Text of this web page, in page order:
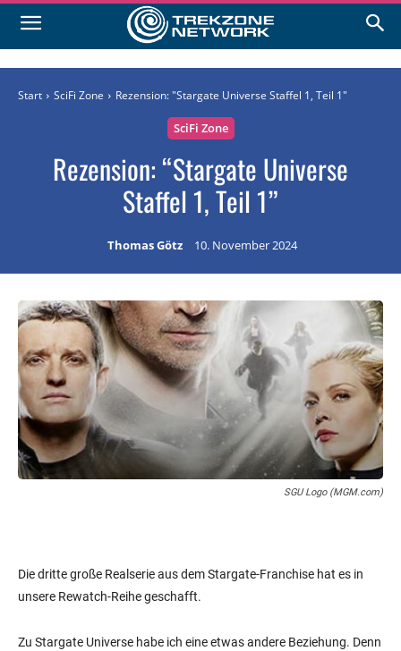
Start SciFi Zone Rezension: "Stargate Universe Staffel 1, Teil 1"
SciFi Zone
Rezension: “Stargate Universe
Staffel 1, Teil 1”
Thomas Götz 10. November 2024
SGU Logo (MGM.com)
Die dritte große Realserie aus dem Stargate-Franchise hat es in
unsere Rewatch-Reihe geschafft.
Zu Stargate Universe habe ich eine etwas andere Beziehung. Denn